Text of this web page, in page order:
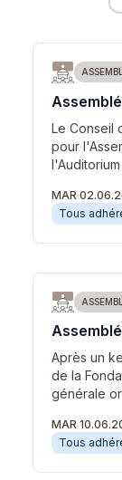
Le Conseil
pour
MAR
Tous
Après un
de la
générale
MAR
Tous